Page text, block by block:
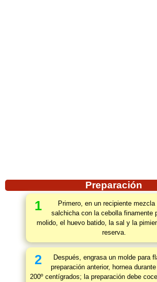
Preparación
1
Primero, en un recipiente mezcla
salchicha con la cebolla finamente
molido, el huevo batido, la sal y la
reserva.
2
Después, engrasa un molde para
preparación anterior, hornea
200º centígrados; la preparación debe